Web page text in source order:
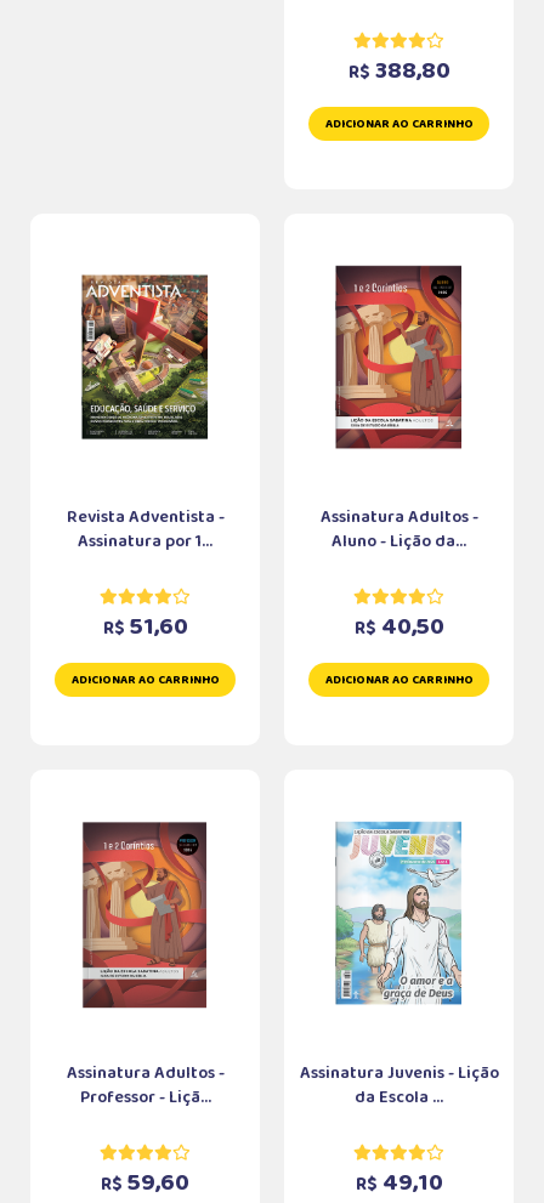
R$ 388,80
ADICIONAR AO CARRINHO
Revista Adventista -
Assinatura por 1...
R$ 51,60
ADICIONAR AO CARRINHO
Assinatura Adultos -
Aluno - Lição da...
R$ 40,50
ADICIONAR AO CARRINHO
Assinatura Adultos -
Professor - Liçã...
R$ 59,60
Assinatura Juvenis - Lição
da Escola ...
R$ 49,10